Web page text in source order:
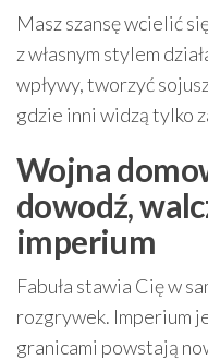
Masz szansę wcielić
z własnym stylem
wpływy, tworzyć
gdzie inni widzą tylko
Wojna
dowodź,
imperium
Fabuła stawia Cię w
rozgrywek. Imperium
granicami powstają